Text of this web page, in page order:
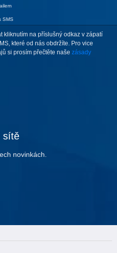
SMS
kliknutím na příslušný odkaz v zápatí
které od nás obdržíte. Pro vice
si prosím přečtěte naše zásady
sítě
novinkách.